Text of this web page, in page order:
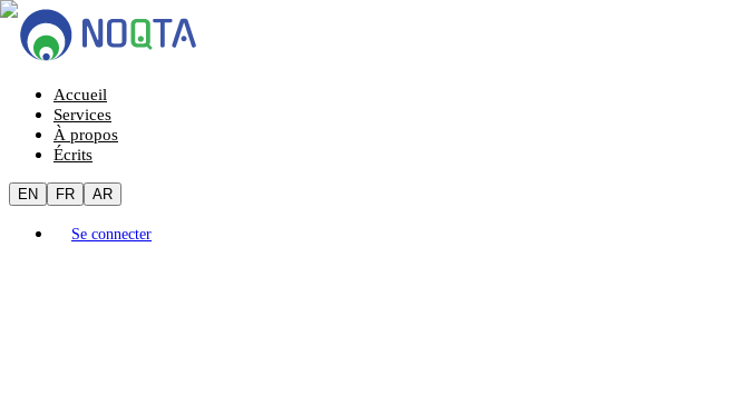
Accueil
Services
À propos
Écrits
EN FR AR
Se connecter